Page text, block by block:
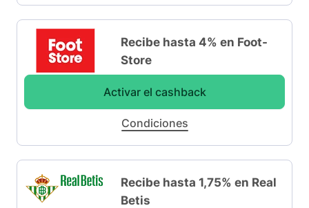
Recibe hasta 4% en Foot-
Store
Activar el cashback
Condiciones
Recibe hasta 1,75% en Real
Betis